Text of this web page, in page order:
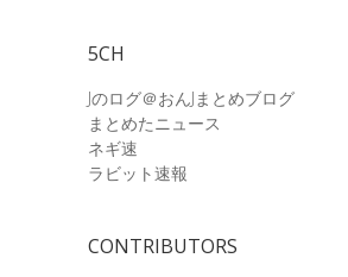
5CH
Jのログ＠おんJまとめブログ
まとめたニュース
ネギ速
ラビット速報
CONTRIBUTORS